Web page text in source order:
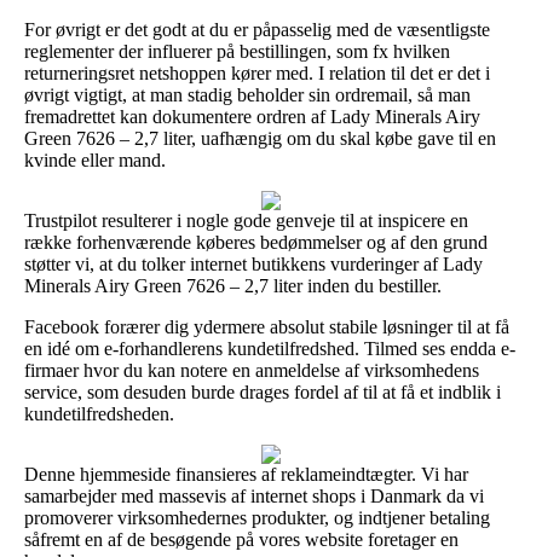
For øvrigt er det godt at du er påpasselig med de væsentligste
reglementer der influerer på bestillingen, som fx hvilken
returneringsret netshoppen kører med. I relation til det er det i
øvrigt vigtigt, at man stadig beholder sin ordremail, så man
fremadrettet kan dokumentere ordren af Lady Minerals Airy
Green 7626 – 2,7 liter, uafhængig om du skal købe gave til en
kvinde eller mand.
Trustpilot resulterer i nogle gode genveje til at inspicere en
række forhenværende køberes bedømmelser og af den grund
støtter vi, at du tolker internet butikkens vurderinger af Lady
Minerals Airy Green 7626 – 2,7 liter inden du bestiller.
Facebook forærer dig ydermere absolut stabile løsninger til at få
en idé om e-forhandlerens kundetilfredshed. Tilmed ses endda e-
firmaer hvor du kan notere en anmeldelse af virksomhedens
service, som desuden burde drages fordel af til at få et indblik i
kundetilfredsheden.
Denne hjemmeside finansieres af reklameindtægter. Vi har
samarbejder med massevis af internet shops i Danmark da vi
promoverer virksomhedernes produkter, og indtjener betaling
såfremt en af de besøgende på vores website foretager en